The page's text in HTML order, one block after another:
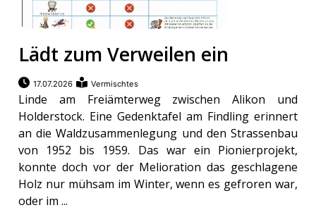
Lädt zum Verweilen ein
17.07.2026 Vermischtes
Linde am Freiämterweg zwischen Alikon und
Holderstock. Eine Gedenktafel am Findling erinnert
an die Waldzusammenlegung und den Strassenbau
von 1952 bis 1959. Das war ein Pionierprojekt,
konnte doch vor der Melioration das geschlagene
Holz nur mühsam im Winter, wenn es gefroren war,
oder im ...